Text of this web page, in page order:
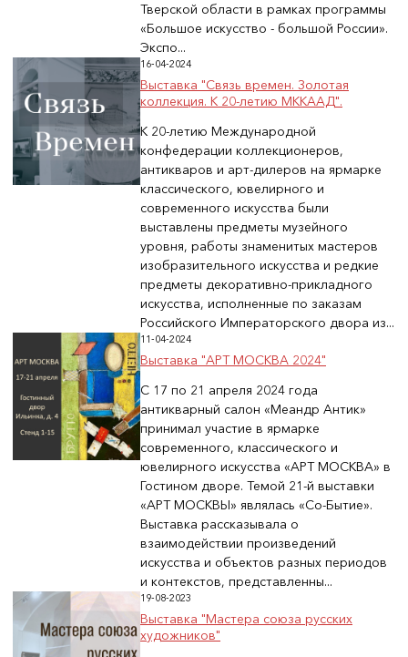
Тверской области в рамках программы
«Большое искусство - большой России».
Экспо...
16-04-2024
Выставка "Связь времен. Золотая
коллекция. К 20-летию МККААД".
К 20-летию Международной
конфедерации коллекционеров,
антикваров и арт-дилеров на ярмарке
классического, ювелирного и
современного искусства были
выставлены предметы музейного
уровня, работы знаменитых мастеров
изобразительного искусства и редкие
предметы декоративно-прикладного
искусства, исполненные по заказам
Российского Императорского двора из...
11-04-2024
Выставка "АРТ МОСКВА 2024"
С 17 по 21 апреля 2024 года
антикварный салон «Меандр Антик»
принимал участие в ярмарке
современного, классического и
ювелирного искусства «АРТ МОСКВА» в
Гостином дворе. Темой 21-й выставки
«АРТ МОСКВЫ» являлась «Со-Бытие».
Выставка рассказывала о
взаимодействии произведений
искусства и объектов разных периодов
и контекстов, представленны...
19-08-2023
Выставка "Мастера союза русских
художников"